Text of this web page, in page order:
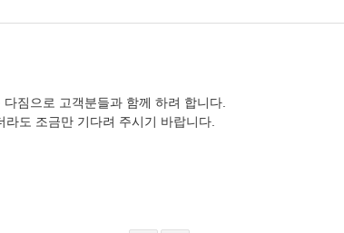
짐으로 고객분들과 함께 하려 합니다.
도 조금만 기다려 주시기 바랍니다.